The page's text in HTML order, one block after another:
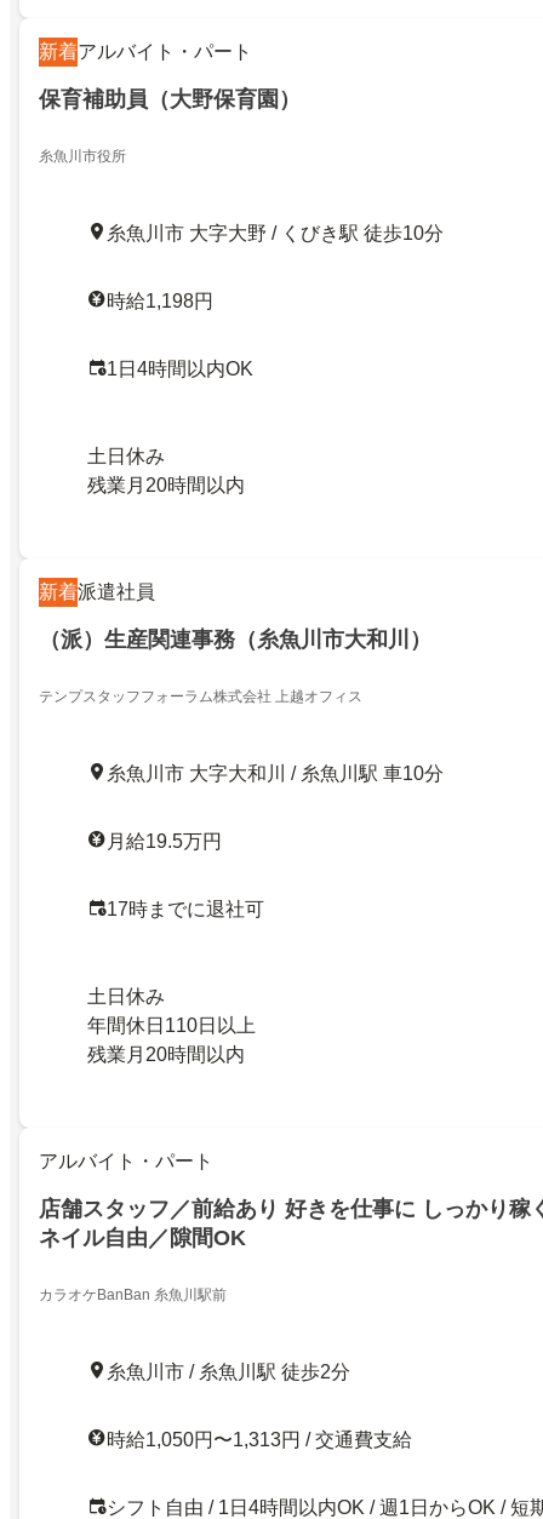
新着アルバイト・パート
保育補助員（大野保育園）
糸魚川市役所
糸魚川市 大字大野 / くびき駅 徒歩10分
時給1,198円
1日4時間以内OK
土日休み
残業月20時間以内
新着派遣社員
（派）生産関連事務（糸魚川市大和川）
テンプスタッフフォーラム株式会社 上越オフィス
糸魚川市 大字大和川 / 糸魚川駅 車10分
月給19.5万円
17時までに退社可
土日休み
年間休日110日以上
残業月20時間以内
アルバイト・パート
店舗スタッフ／前給あり 好きを仕事に しっかり稼
ネイル自由／隙間OK
カラオケBanBan 糸魚川駅前
糸魚川市 / 糸魚川駅 徒歩2分
時給1,050円〜1,313円 / 交通費支給
シフト自由 / 1日4時間以内OK / 週1日からOK / 短